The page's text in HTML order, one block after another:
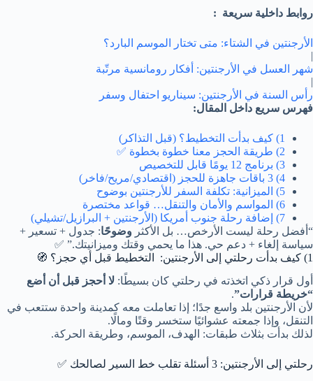
روابط داخلية سريعة :
الأرجنتين في الشتاء: متى تختار الموسم البارد؟
|
شهر العسل في الأرجنتين: أفكار رومانسية مرتّبة
|
رأس السنة في الأرجنتين: سيناريو احتفال وسفر
فهرس سريع داخل المقال:
1) كيف بدأت التخطيط؟ (قبل التذاكر)
2) طريقة الحجز معنا خطوة بخطوة ✅
3) برنامج 12 يومًا قابل للتخصيص
4) 3 باقات جاهزة للحجز (اقتصادي/مريح/فاخر)
5) الميزانية: تكلفة السفر للأرجنتين بوضوح
6) المواسم والأمان والتنقل… قواعد مختصرة
7) إضافة رحلة جنوب أمريكا (الأرجنتين + البرازيل/تشيلي)
“أفضل رحلة ليست الأرخص… بل الأكثر وضوحًا: جدول + تسعير +
سياسة إلغاء + دعم حي. هذا ما يحمي وقتك وميزانيتك.” ✅
1) كيف بدأت رحلتي إلى الأرجنتين: التخطيط قبل أي حجز؟ 🧭
أول قرار ذكي اتخذته في رحلتي كان بسيطًا: لا أحجز قبل أن أضع
“خريطة قرارات”.
لأن الأرجنتين بلد واسع جدًا؛ إذا تعاملت معه كمدينة واحدة ستتعب في
التنقل، وإذا جمعته عشوائيًا ستخسر وقتًا ومالًا.
لذلك بدأت بثلاث طبقات: الهدف، الموسم، وطريقة الحركة.
رحلتي إلى الأرجنتين: 3 أسئلة تقلب خط السير لصالحك ✅